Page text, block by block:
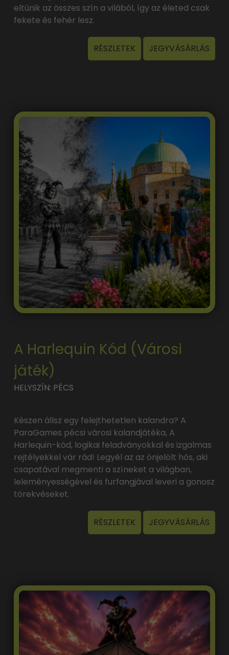
eltűnik az összes szín a vilából, így az életed csak
fekete és fehér lesz.
RÉSZLETEK JEGYVÁSÁRLÁS
A Harlequin Kód (Városi
játék)
HELYSZÍN: PÉCS
Készen állsz egy felejthetetlen kalandra? A
ParaGames pécsi városi kalandjátéka, A
Harlequin-kód, logikai feladványokkal és izgalmas
rejtélyekkel vár rád! Legyél az az önjelölt hős, aki
csapatával megmenti a színeket a világban,
leleményességével és furfangjával leveri a gonosz
törekvéseket.
RÉSZLETEK JEGYVÁSÁRLÁS